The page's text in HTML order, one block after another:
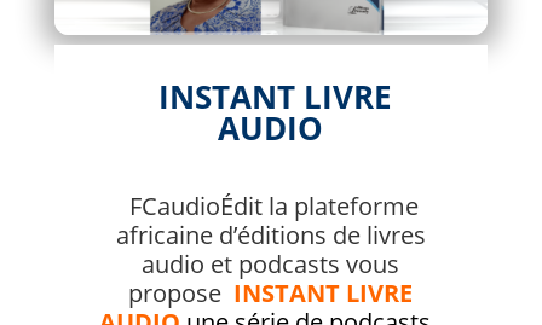
INSTANT LIVRE
AUDIO
FCaudioÉdit la plateforme
africaine d’éditions de livres
audio et podcasts vous
propose INSTANT LIVRE